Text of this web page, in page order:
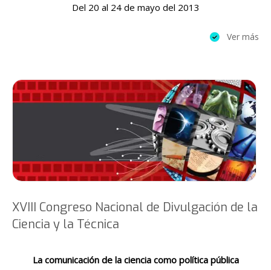
Del 20 al 24 de mayo del 2013
Ver más
XVIII Congreso Nacional de Divulgación de la
Ciencia y la Técnica
La comunicación de la ciencia como política pública